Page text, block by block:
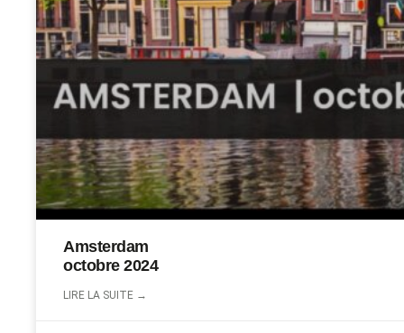
Amsterdam
octobre 2024
LIRE LA SUITE →